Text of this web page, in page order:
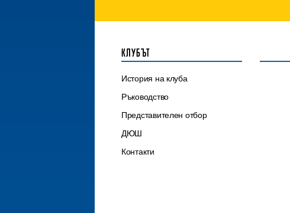
КЛУБЪТ
История на клуба
Ръководство
Представителен отбор
ДЮШ
Контакти